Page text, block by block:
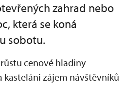
zahrad nebo
která se koná
sobotu.
cenové hladiny
kasteláni zájem návštěvníků